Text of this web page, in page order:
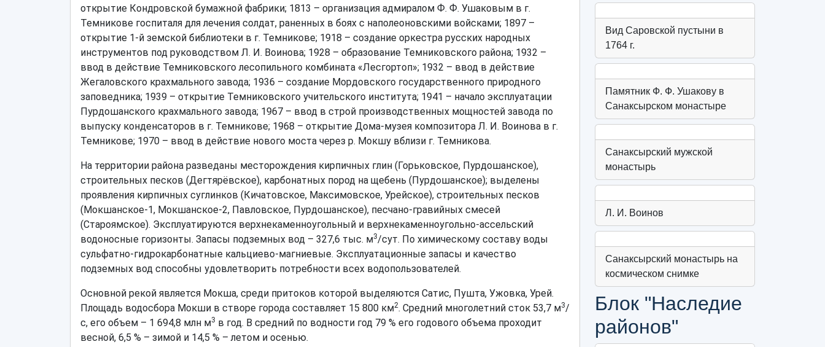
открытие Кондровской бумажной фабрики; 1813 – организация адмиралом Ф. Ф. Ушаковым в г.
Темникове госпиталя для лечения солдат, раненных в боях с наполеоновскими войсками; 1897 –
открытие 1-й земской библиотеки в г. Темникове; 1918 – создание оркестра русских народных
инструментов под руководством Л. И. Воинова; 1928 – образование Темниковского района; 1932 –
ввод в действие Темниковского лесопильного комбината «Лесгортоп»; 1932 – ввод в действие
Жегаловского крахмального завода; 1936 – создание Мордовского государственного природного
заповедника; 1939 – открытие Темниковского учительского института; 1941 – начало эксплуатации
Пурдошанского крахмального завода; 1967 – ввод в строй производственных мощностей завода по
выпуску конденсаторов в г. Темникове; 1968 – открытие Дома-музея композитора Л. И. Воинова в г.
Темникове; 1970 – ввод в действие нового моста через р. Мокшу вблизи г. Темникова.
На территории района разведаны месторождения кирпичных глин (Горьковское, Пурдошанское),
строительных песков (Дегтярёвское), карбонатных пород на щебень (Пурдошанское); выделены
проявления кирпичных суглинков (Кичатовское, Максимовское, Урейское), строительных песков
(Мокшанское-1, Мокшанское-2, Павловское, Пурдошанское), песчано-гравийных смесей
(Староямское). Эксплуатируются верхнекаменноугольный и верхнекаменноугольно-ассельский
водоносные горизонты. Запасы подземных вод – 327,6 тыс. м3/сут. По химическому составу воды
сульфатно-гидрокарбонатные кальциево-магниевые. Эксплуатационные запасы и качество
подземных вод способны удовлетворить потребности всех водопользователей.
Основной рекой является Мокша, среди притоков которой выделяются Сатис, Пушта, Ужовка, Урей.
Площадь водосбора Мокши в створе города составляет 15 800 км2. Средний многолетний сток 53,7 м3/
с, его объем – 1 694,8 млн м3 в год. В средний по водности год 79 % его годового объема проходит
весной, 6,5 % – зимой и 14,5 % – летом и осенью.
Вид Саровской пустыни в
1764 г.
Памятник Ф. Ф. Ушакову в
Санаксырском монастыре
Санаксырский мужской
монастырь
Л. И. Воинов
Санаксырский монастырь на
космическом снимке
Блок "Наследие
районов"